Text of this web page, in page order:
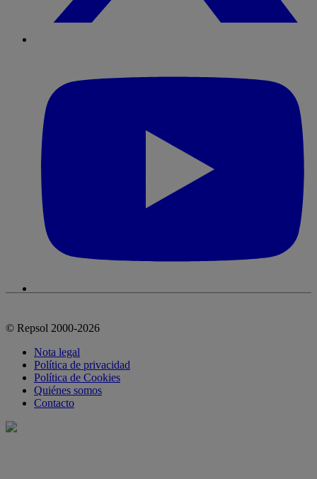
© Repsol 2000-2026
Nota legal
Política de privacidad
Política de Cookies
Quiénes somos
Contacto